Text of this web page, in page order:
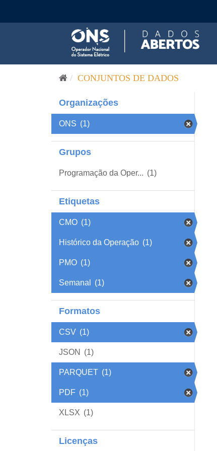
CONJUNTOS DE DADOS
Organizações
ONS (1)
Grupos
Programação da Oper... (1)
Etiquetas
CMO (1)
Histórico da Operação (1)
PMO (1)
Semanal (1)
Formatos
CSV (1)
JSON (1)
PARQUET (1)
PDF (1)
XLSX (1)
Licenças